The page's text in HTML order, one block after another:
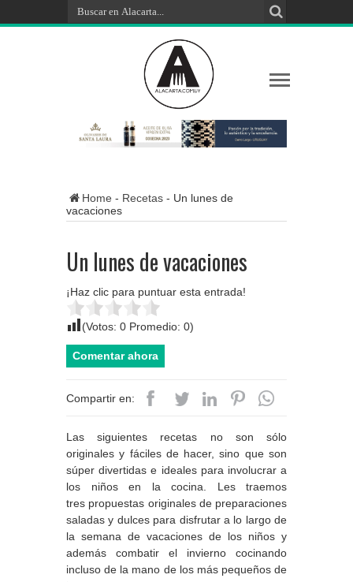
Home - Recetas - Un lunes de
vacaciones
Un lunes de vacaciones
¡Haz clic para puntuar esta entrada!
(Votos: 0 Promedio: 0)
Comentar ahora
Compartir en:
Las siguientes recetas no son sólo
originales y fáciles de hacer, sino que son
súper divertidas e ideales para involucrar a
los niños en la cocina. Les traemos
tres propuestas originales de preparaciones
saladas y dulces para disfrutar a lo largo de
la semana de vacaciones de los niños y
además combatir el invierno cocinando
incluso de la mano de los más pequeños de